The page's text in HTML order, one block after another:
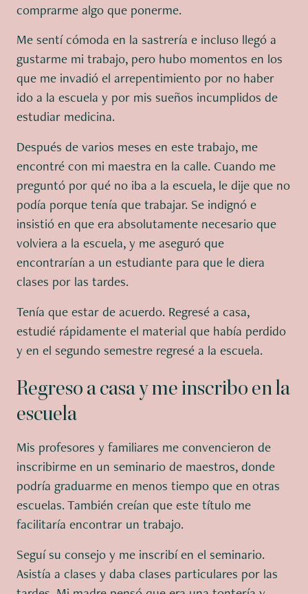
comprarme algo que ponerme.
Me sentí cómoda en la sastrería e incluso llegó a
gustarme mi trabajo, pero hubo momentos en los
que me invadió el arrepentimiento por no haber
ido a la escuela y por mis sueños incumplidos de
estudiar medicina.
Después de varios meses en este trabajo, me
encontré con mi maestra en la calle. Cuando me
preguntó por qué no iba a la escuela, le dije que no
podía porque tenía que trabajar. Se indignó e
insistió en que era absolutamente necesario que
volviera a la escuela, y me aseguró que
encontrarían a un estudiante para que le diera
clases por las tardes.
Tenía que estar de acuerdo. Regresé a casa,
estudié rápidamente el material que había perdido
y en el segundo semestre regresé a la escuela.
Regreso a casa y me inscribo en la
escuela
Mis profesores y familiares me convencieron de
inscribirme en un seminario de maestros, donde
podría graduarme en menos tiempo que en otras
escuelas. También creían que este título me
facilitaría encontrar un trabajo.
Seguí su consejo y me inscribí en el seminario.
Asistía a clases y daba clases particulares por las